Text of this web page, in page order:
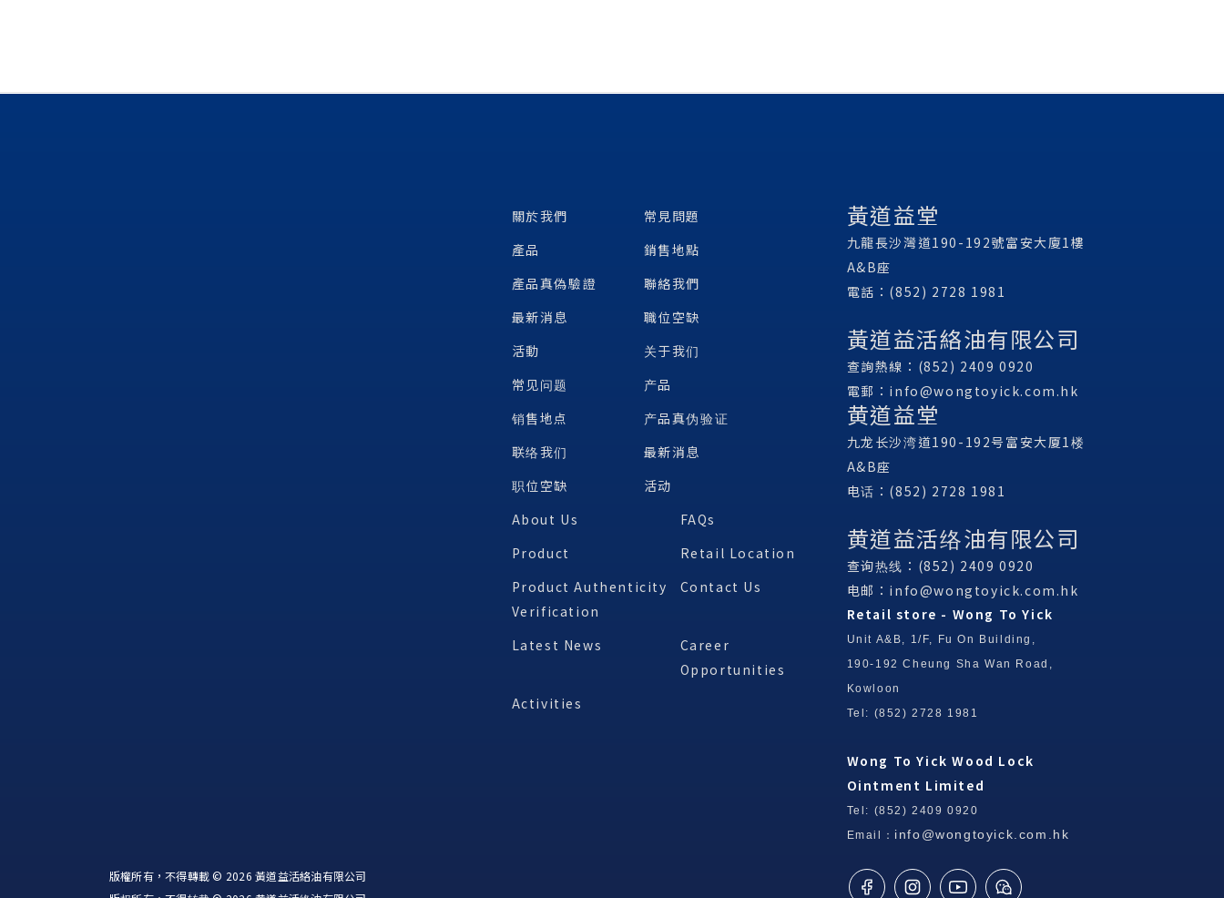
關於我們
常見問題
產品
銷售地點
產品真偽驗證
聯絡我們
最新消息
職位空缺
活動
关于我们
常见问题
产品
销售地点
产品真伪验证
联络我们
最新消息
职位空缺
活动
About Us
FAQs
Product
Retail Location
Product Authenticity
Verification
Contact Us
Latest News
Career
Opportunities
Activities
黃道益堂
九龍長沙灣道190-192號富安大廈1樓
A&B座
電話：(852) 2728 1981
黃道益活絡油有限公司
查詢熱線：(852) 2409 0920
電郵： info@wongtoyick.com.hk
黄道益堂
九龙长沙湾道190-192号富安大厦1楼
A&B座
电话：(852) 2728 1981
黄道益活络油有限公司
查询热线：(852) 2409 0920
电邮： info@wongtoyick.com.hk
Retail store - Wong To Yick
Unit A&B, 1/F, Fu On Building,
190-192 Cheung Sha Wan Road,
Kowloon
Tel: (852) 2728 1981
Wong To Yick Wood Lock
Ointment Limited
Tel: (852) 2409 0920
Email： info@wongtoyick.com.hk
版權所有，不得轉載 © 2026 黃道益活絡油有限公司